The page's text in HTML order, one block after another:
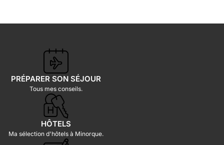
PRÉPARER SON SÉJOUR
Tous mes conseils.
HÔTELS
Ma sélection d'hôtels à Minorque.